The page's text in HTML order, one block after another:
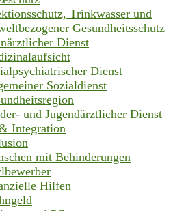
Trinkwasser und
Gesundheitsschutz
Dienst
Dienst
Sozialdienst
und Jugendärztlicher Dienst
Integration
mit Behinderungen
Hilfen